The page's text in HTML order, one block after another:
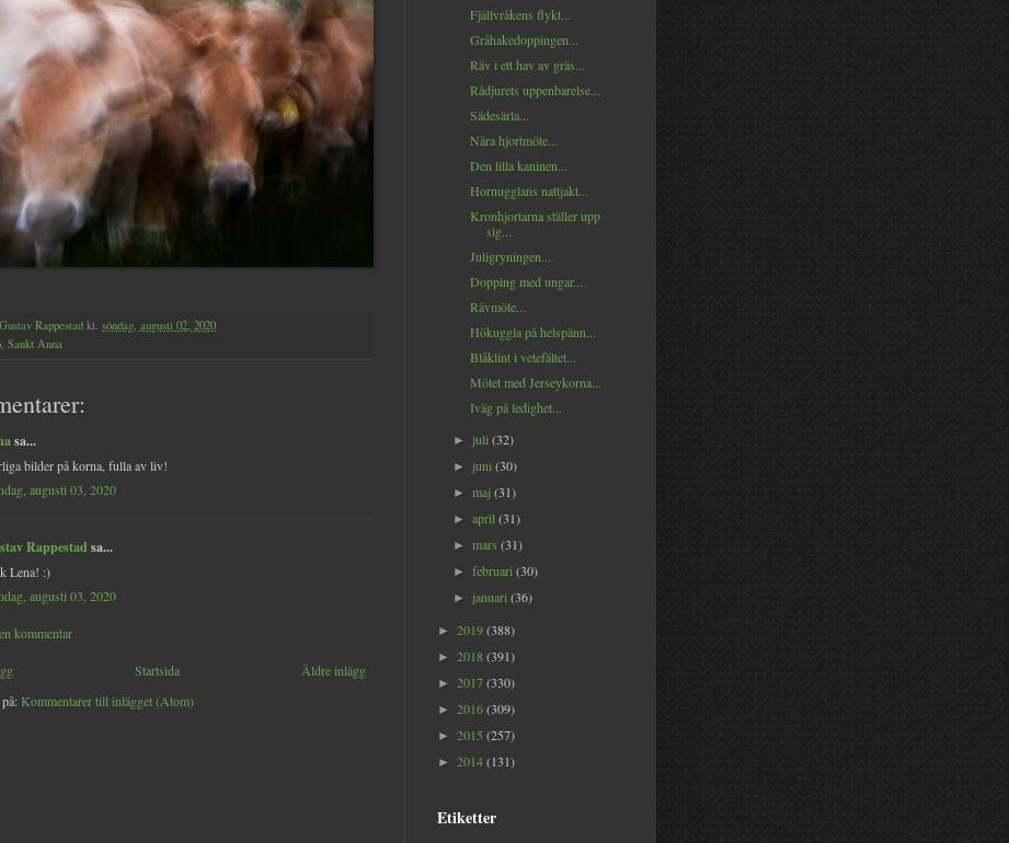
Gustav Rappestad kl. söndag, augusti 02, 2020
Sankt Anna
sa...
bilder på korna, fulla av liv!
augusti 03, 2020
Rappestad sa...
Lena! :)
augusti 03, 2020
kommentar
Äldre inlägg
Startsida
Kommentarer till inlägget (Atom)
Fjällvråkens flykt...
Gråhakedoppingen...
Räv i ett hav av gräs...
Rådjurets uppenbarelse...
Sädesärla...
Nära hjortmöte...
Den lilla kaninen...
Hornugglans nattjakt...
Kronhjortarna ställer upp
sig...
Juligryningen...
Dopping med ungar...
Rävmöte...
Hökuggla på helspänn...
Blåklint i vetefältet...
Mötet med Jerseykorna...
Iväg på ledighet...
► juli(32)
► juni(30)
►maj(31)
►april(31)
►mars(31)
►februari(30)
► januari(36)
► 2019(388)
► 2018 (391)
► 2017(330)
► 2016(309)
► 2015 (257)
► 2014(131)
Etiketter